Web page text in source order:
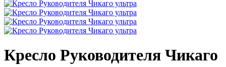
Кресло Руководителя Чикаго